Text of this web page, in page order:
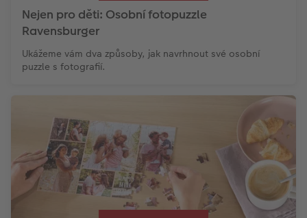
Nejen pro děti: Osobní fotopuzzle
Ravensburger
Ukážeme vám dva způsoby, jak navrhnout své osobní
puzzle s fotografií.